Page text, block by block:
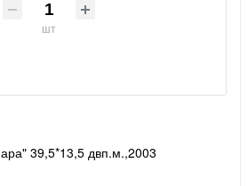
шт
39,5*13,5 двп.м.,2003